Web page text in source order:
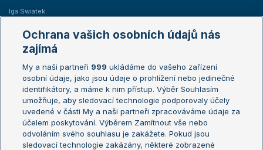
Iga Swiatek
Žebříčky
Žebříček ATP (muži)
Žebříček WTA (ženy)
Sázkařský žebříček
Australian Open
French Open
Wimbledon
US Open
Turnaj mistrů
Ochrana vašich osobních údajů nás
zajímá
My a naši partneři 999 ukládáme do vašeho zařízení
osobní údaje, jako jsou údaje o prohlížení nebo jedinečné
identifikátory, a máme k nim přístup. Výběr Souhlasím
umožňuje, aby sledovací technologie podporovaly účely
uvedené v části My a naši partneři zpracováváme údaje za
účelem poskytování. Výběrem Zamítnout vše nebo
odvoláním svého souhlasu je zakážete. Pokud jsou
sledovací technologie zakázány, některé zobrazené